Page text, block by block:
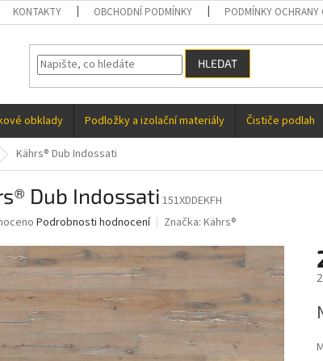
KONTAKTY OBCHODNÍ PODMÍNKY PODMÍNKY OCHRANY
HLEDAT
obklady Podložky a izolační materiály Čističe podlah
Kährs® Dub Indossati
Dub Indossati 151XDDEKFH
Podrobnosti hodnocení Značka: Kährs®